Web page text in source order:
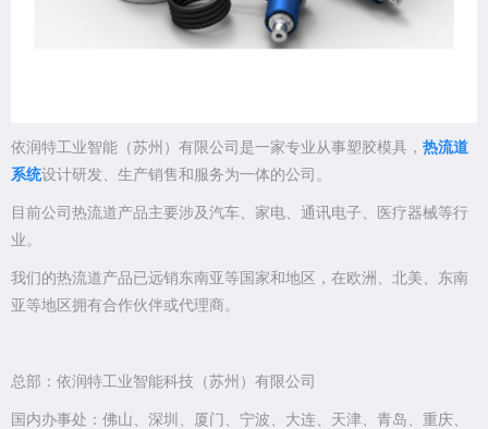
依润特工业智能（苏州）有限公司是一家专业从事塑胶模具， 热流道
系统设计研发、生产销售和服务为一体的公司。
目前公司热流道产品主要涉及汽车、家电、通讯电子、医疗器械等行
业。
我们的热流道产品已远销东南亚等国家和地区，在欧洲、北美、东南
亚等地区拥有合作伙伴或代理商。
总部：依润特工业智能科技（苏州）有限公司
国内办事处：佛山、深圳、厦门、宁波、大连、天津、青岛、重庆、